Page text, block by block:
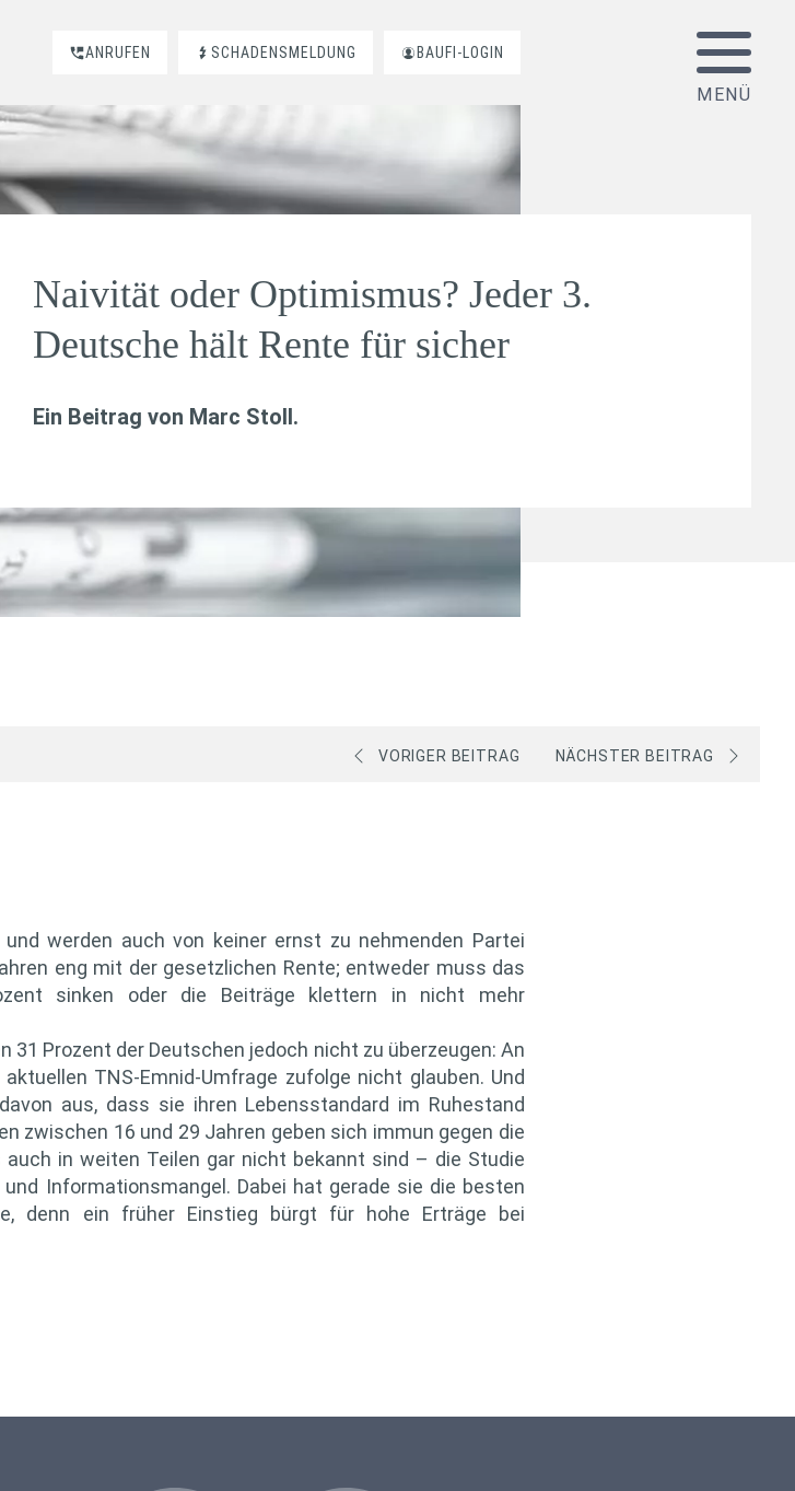
ANRUFEN SCHADENSMELDUNG BAUFI-LOGIN
Naivität oder Optimismus? Jeder 3.
Deutsche hält Rente für sicher
Ein Beitrag von Marc Stoll.
VORIGER BEITRAG NÄCHSTER BEITRAG
werden auch von keiner ernst zu nehmenden Partei
eng mit der gesetzlichen Rente; entweder muss das
sinken oder die Beiträge klettern in nicht mehr
31 Prozent der Deutschen jedoch nicht zu überzeugen: An
TNS-Emnid-Umfrage zufolge nicht glauben. Und
aus, dass sie ihren Lebensstandard im Ruhestand
zwischen 16 und 29 Jahren geben sich immun gegen die
in weiten Teilen gar nicht bekannt sind – die Studie
Informationsmangel. Dabei hat gerade sie die besten
denn ein früher Einstieg bürgt für hohe Erträge bei